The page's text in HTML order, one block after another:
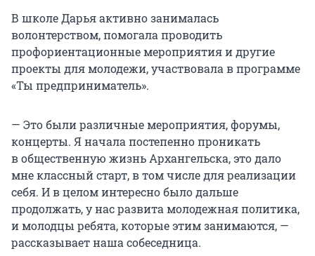
В школе Дарья активно занималась
волонтерством, помогала проводить
профориентационные мероприятия и другие
проекты для молодежи, участвовала в программе
«Ты предприниматель».
— Это были различные мероприятия, форумы,
концерты. Я начала постепенно проникать
в общественную жизнь Архангельска, это дало
мне классный старт, в том числе для реализации
себя. И в целом интересно было дальше
продолжать, у нас развита молодежная политика,
и молодцы ребята, которые этим занимаются, —
рассказывает наша собеседница.